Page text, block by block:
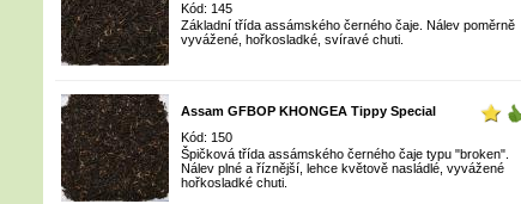
Kód: 145
Základní třída assámského černého čaje. Nálev poměrně
vyvážené, hořkosladké, svíravé chuti.
Assam GFBOP KHONGEA Tippy Special
Kód: 150
Špičková třída assámského černého čaje typu "broken".
Nálev plné a říznější, lehce květově nasládlé, vyvážené
hořkosladké chuti.